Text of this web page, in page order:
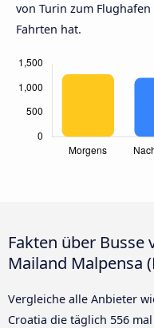
von Turin zum
Fahrten hat.
Fakten über Busse
Mailand Malpensa
Vergleiche alle Anbieter
Croatia die täglich 556